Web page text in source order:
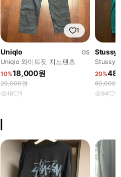
1
Uniqlo
OS
Uniqlo 와이드핏 치노팬츠
10%18,000원
20,000원
16 1
Stussy
Stussy
20%
60,000
94 4